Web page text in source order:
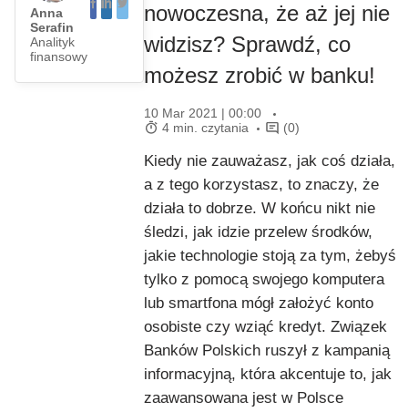
Anna
Serafin
Analityk
finansowy
nowoczesna, że aż jej nie
widzisz? Sprawdź, co
możesz zrobić w banku!
10 Mar 2021 | 00:00
4 min. czytania
(0)
Kiedy nie zauważasz, jak coś działa,
a z tego korzystasz, to znaczy, że
działa to dobrze. W końcu nikt nie
śledzi, jak idzie przelew środków,
jakie technologie stoją za tym, żebyś
tylko z pomocą swojego komputera
lub smartfona mógł założyć konto
osobiste czy wziąć kredyt. Związek
Banków Polskich ruszył z kampanią
informacyjną, która akcentuje to, jak
zaawansowana jest w Polsce